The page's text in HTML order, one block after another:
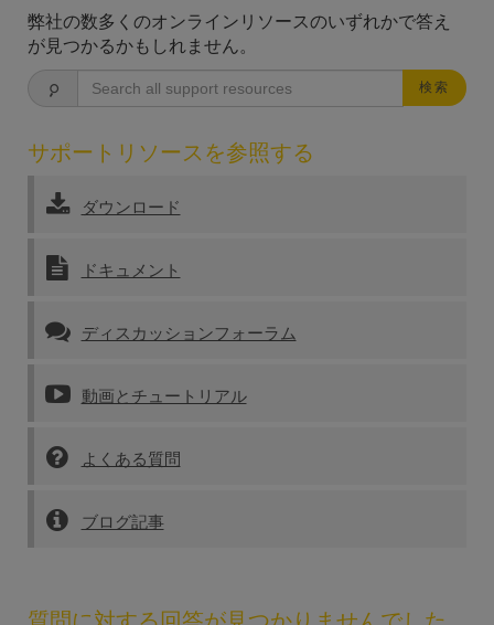
弊社の数多くのオンラインリソースのいずれかで答え
が見つかるかもしれません。
検索
サポートリソースを参照する
ダウンロード
ドキュメント
ディスカッションフォーラム
動画とチュートリアル
よくある質問
ブログ記事